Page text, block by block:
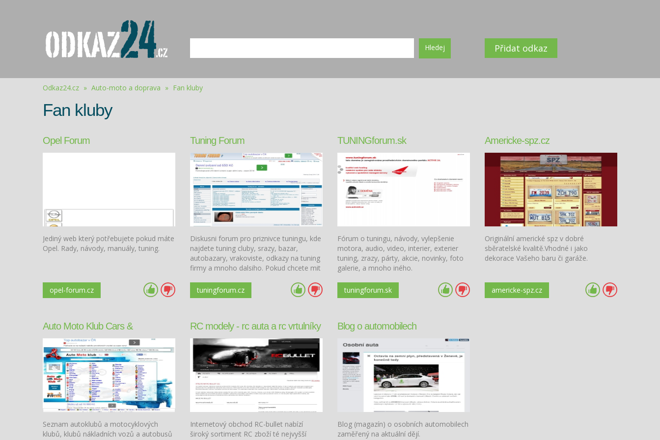
Hledej Přidat odkaz
Odkaz24.cz » Auto-moto a doprava » Fan kluby
Fan kluby
Opel Forum
Jediný web který potřebujete pokud máte
Opel. Rady, návody, manuály, tuning.
opel-forum.cz
Tuning Forum
Diskusni forum pro priznivce tuningu, kde
najdete tuning cluby, srazy, bazar,
autobazary, vrakoviste, odkazy na tuning
firmy a mnoho dalsiho. Pokud chcete mit
problem :)
tuningforum.cz
TUNINGforum.sk
Fórum o tuningu, návody, vylepšenie
motora, audio, video, interier, exterier
tuning, zrazy, párty, akcie, novinky, foto
galerie, a mnoho iného.
tuningforum.sk
Americke-spz.cz
Originální americké spz v dobré
sběratelské kvalitě.Vhodné i jako
dekorace Vašeho baru či garáže.
americke-spz.cz
Auto Moto Klub Cars &
Motorcycles Club
Seznam autoklubů a motocyklových
klubů, klubů nákladních vozů a autobusů
RC modely - rc auta a rc vrtulníky
Internetový obchod RC-bullet nabízí
široký sortiment RC zboží té nejvyšší
Blog o automobilech
Blog (magazín) o osobních automobilech
zaměřený na aktuální dějí.